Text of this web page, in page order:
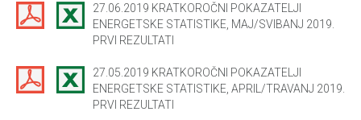
27.06.2019 KRATKOROČNI POKAZATELJI
ENERGETSKE STATISTIKE, MAJ/SVIBANJ 2019.
PRVI REZULTATI
27.05.2019 KRATKOROČNI POKAZATELJI
ENERGETSKE STATISTIKE, APRIL/TRAVANJ 2019.
PRVI REZULTATI